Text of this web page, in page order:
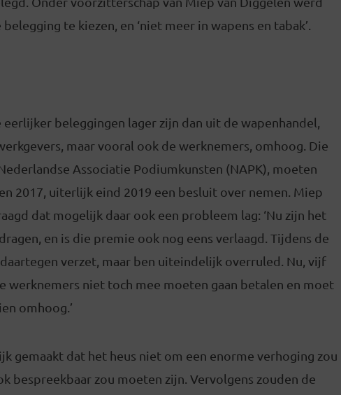
te kiezen, en ‘niet meer in wapens en tabak’.
beleggingen lager zijn dan uit de wapenhandel,
maar vooral ook de werknemers, omhoog. Die
Associatie Podiumkunsten (NAPK), moeten
2017, uiterlijk eind 2019 een besluit over nemen. Miep
dat mogelijk daar ook een probleem lag: ‘Nu zijn het
en is die premie ook nog eens verlaagd. Tijdens de
verzet, maar ben uiteindelijk overruled. Nu, vijf
werknemers niet toch mee moeten gaan betalen en moet
omhoog.’
gemaakt dat het heus niet om een enorme verhoging zou
bespreekbaar zou moeten zijn. Vervolgens zouden de